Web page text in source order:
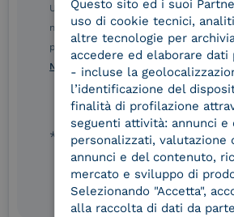
Conservatore
qualificato
UNI EN ISO 9001
UNI EN ISO 27017
Ulteriori informazioni sulle procedure
nelle Norme di tutela della privacy
presente modulo, dichiaro di aver letto
Norme di tutela della privacy INTESA
.
* campo obbligatorio
Questo sito ed i suoi
uso di cookie tecnici,
altre tecnologie per
accedere ed elaborare dati
- incluse la
l’identificazione del
finalità di profilazione
seguenti attività: annunci e
personalizzati, valutazione
annunci e del contenuto,
mercato e sviluppo di
Selezionando "Accetta",
alla raccolta di dati da